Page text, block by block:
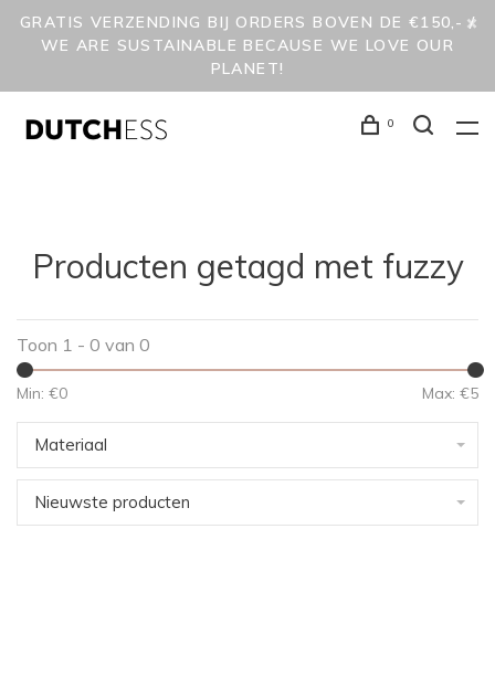
GRATIS VERZENDING BIJ ORDERS BOVEN DE €150,- /
WE ARE SUSTAINABLE BECAUSE WE LOVE OUR
PLANET!
0
Producten getagd met fuzzy
Toon 1 - 0 van 0
Min: €0 Max: €5
Materiaal
Nieuwste producten